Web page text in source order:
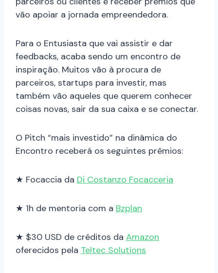
vão apoiar a jornada empreendedora.
Para o Entusiasta que vai assistir e dar
feedbacks, acaba sendo um encontro de
inspiração. Muitos vão à procura de
parceiros, startups para investir, mas
também vão aqueles que querem conhecer
coisas novas, sair da sua caixa e se conectar.
O Pitch “mais investido” na dinâmica do
Encontro receberá os seguintes prêmios:
★ Focaccia da Di Costanzo Focacceria
★ 1h de mentoria com a Bzplan
★ $30 USD de créditos da Amazon
oferecidos pela Teltec Solutions